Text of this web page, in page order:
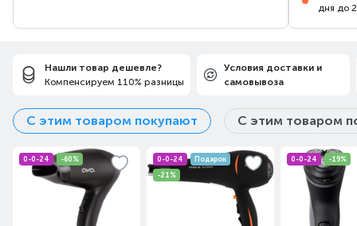
дня до
Нашли товар дешевле?
Компенсируем 110% разницы
Условия доставки и
самовывоза
С этим товаром покупают С этим товаром
0-0-24 -60% 0-0-24
Подарок
-21%
0-0-24 -19%